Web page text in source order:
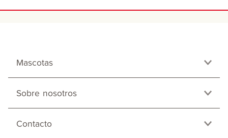
Mascotas
Sobre nosotros
Contacto